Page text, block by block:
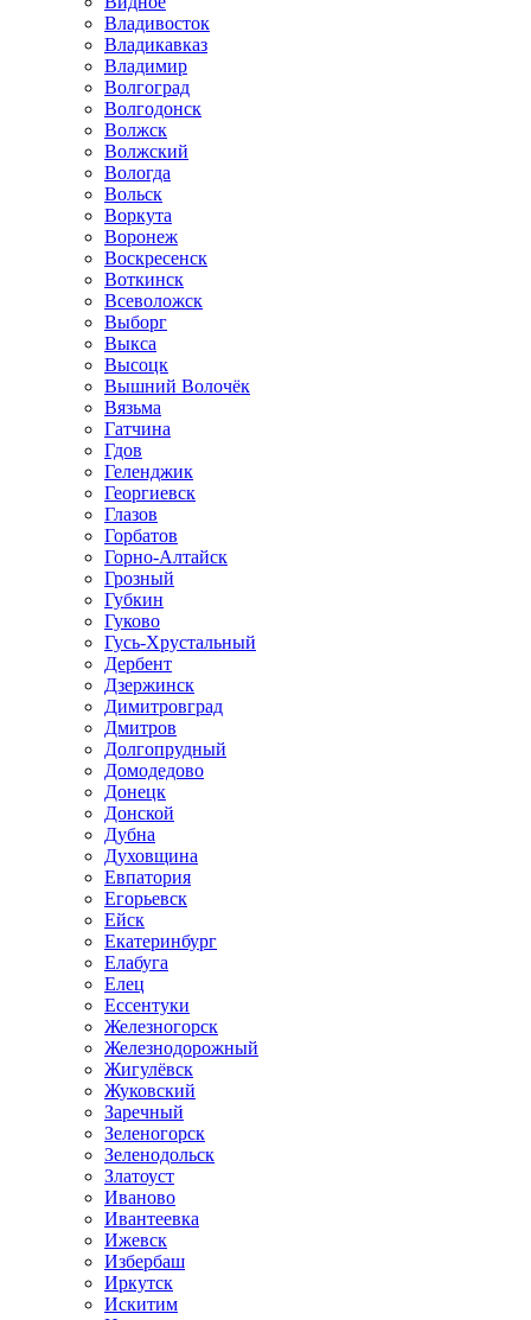
Владивосток
Владикавказ
Владимир
Волгоград
Волгодонск
Волжск
Волжский
Вологда
Вольск
Воркута
Воронеж
Воскресенск
Воткинск
Всеволожск
Выборг
Выкса
Высоцк
Вышний Волочёк
Вязьма
Гатчина
Гдов
Геленджик
Георгиевск
Глазов
Горбатов
Горно-Алтайск
Грозный
Губкин
Гуково
Гусь-Хрустальный
Дербент
Дзержинск
Димитровград
Дмитров
Долгопрудный
Домодедово
Донецк
Донской
Дубна
Духовщина
Евпатория
Егорьевск
Ейск
Екатеринбург
Елабуга
Елец
Ессентуки
Железногорск
Железнодорожный
Жигулёвск
Жуковский
Заречный
Зеленогорск
Зеленодольск
Златоуст
Иваново
Ивантеевка
Ижевск
Избербаш
Иркутск
Искитим